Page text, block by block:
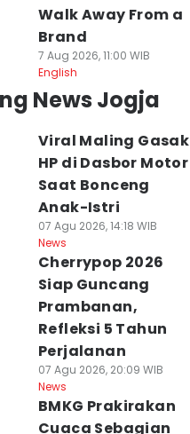
Walk Away From a
Brand
7 Aug 2026, 11:00 WIB
English
News Jogja
Viral Maling Gasak
HP di Dasbor Motor
Saat Bonceng
Anak-Istri
07 Agu 2026, 14:18 WIB
News
Cherrypop 2026
Siap Guncang
Prambanan,
Refleksi 5 Tahun
Perjalanan
07 Agu 2026, 20:09 WIB
News
BMKG Prakirakan
Cuaca Sebagian